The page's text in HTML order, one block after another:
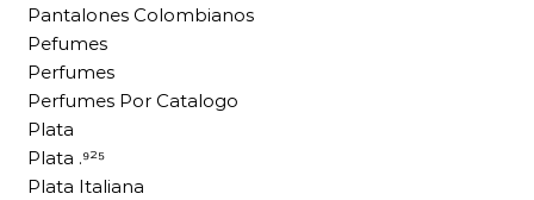
Pantalones Colombianos
Pefumes
Perfumes
Perfumes Por Catalogo
Plata
Plata .⁹²⁵
Plata Italiana